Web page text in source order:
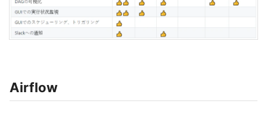
Airflow